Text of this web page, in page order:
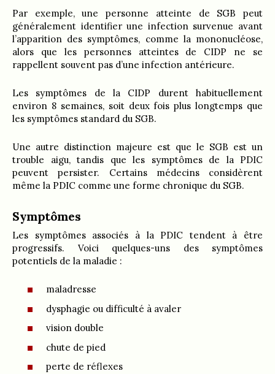
Par exemple, une personne atteinte de SGB peut
généralement identifier une infection survenue avant
l’apparition des symptômes, comme la mononucléose,
alors que les personnes atteintes de CIDP ne se
rappellent souvent pas d’une infection antérieure.
Les symptômes de la CIDP durent habituellement
environ 8 semaines, soit deux fois plus longtemps que
les symptômes standard du SGB.
Une autre distinction majeure est que le SGB est un
trouble aigu, tandis que les symptômes de la PDIC
peuvent persister. Certains médecins considèrent
même la PDIC comme une forme chronique du SGB.
Symptômes
Les symptômes associés à la PDIC tendent à être
progressifs. Voici quelques-uns des symptômes
potentiels de la maladie :
maladresse
dysphagie ou difficulté à avaler
vision double
chute de pied
perte de réflexes